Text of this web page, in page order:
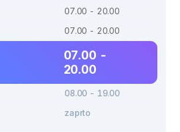
07.00 - 20.00
07.00 - 20.00
07.00 -
20.00
08.00 - 19.00
zaprto